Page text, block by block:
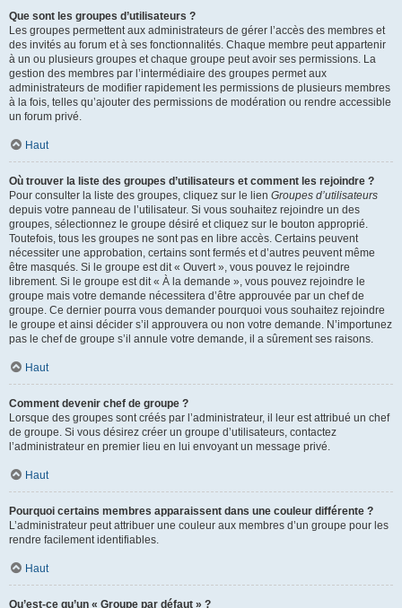
Que sont les groupes d’utilisateurs ?
Les groupes permettent aux administrateurs de gérer l’accès des membres et
des invités au forum et à ses fonctionnalités. Chaque membre peut appartenir
à un ou plusieurs groupes et chaque groupe peut avoir ses permissions. La
gestion des membres par l’intermédiaire des groupes permet aux
administrateurs de modifier rapidement les permissions de plusieurs membres
à la fois, telles qu’ajouter des permissions de modération ou rendre accessible
un forum privé.
Haut
Où trouver la liste des groupes d’utilisateurs et comment les rejoindre ?
Pour consulter la liste des groupes, cliquez sur le lien Groupes d’utilisateurs
depuis votre panneau de l’utilisateur. Si vous souhaitez rejoindre un des
groupes, sélectionnez le groupe désiré et cliquez sur le bouton approprié.
Toutefois, tous les groupes ne sont pas en libre accès. Certains peuvent
nécessiter une approbation, certains sont fermés et d’autres peuvent même
être masqués. Si le groupe est dit « Ouvert », vous pouvez le rejoindre
librement. Si le groupe est dit « À la demande », vous pouvez rejoindre le
groupe mais votre demande nécessitera d’être approuvée par un chef de
groupe. Ce dernier pourra vous demander pourquoi vous souhaitez rejoindre
le groupe et ainsi décider s’il approuvera ou non votre demande. N’importunez
pas le chef de groupe s’il annule votre demande, il a sûrement ses raisons.
Haut
Comment devenir chef de groupe ?
Lorsque des groupes sont créés par l’administrateur, il leur est attribué un chef
de groupe. Si vous désirez créer un groupe d’utilisateurs, contactez
l’administrateur en premier lieu en lui envoyant un message privé.
Haut
Pourquoi certains membres apparaissent dans une couleur différente ?
L’administrateur peut attribuer une couleur aux membres d’un groupe pour les
rendre facilement identifiables.
Haut
Qu’est-ce qu’un « Groupe par défaut » ?